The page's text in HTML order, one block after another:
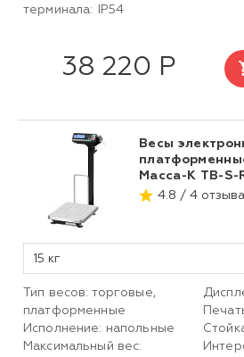
терминала: IP54
38 220 Р
Весы
Масса-К TB-S-
4.8 / 4 отзыва
15 кг
Тип весов: торговые,
платформенные
Исполнение: напольные
Максимальный вес: